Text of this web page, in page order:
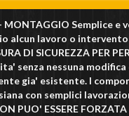
Semplice e
alcun lavoro o
DI SICUREZZA PER
senza nessuna modifica
gia' esistente. I
con semplici
PUO' ESSERE FORZATA